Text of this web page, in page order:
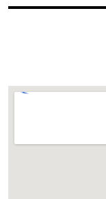
Driving Assistant